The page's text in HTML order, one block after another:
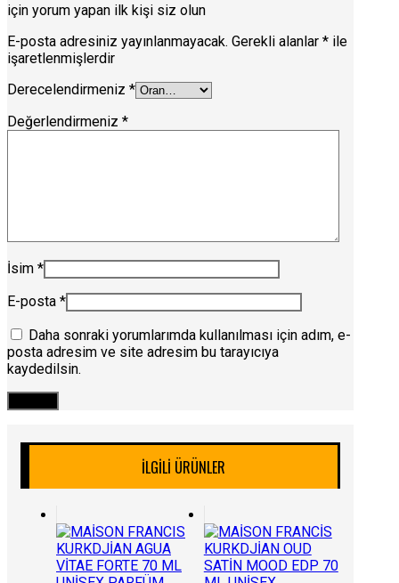
için yorum yapan ilk kişi siz olun
E-posta adresiniz yayınlanmayacak. Gerekli alanlar * ile
işaretlenmişlerdir
Derecelendirmeniz *
Değerlendirmeniz *
İsim *
E-posta *
Daha sonraki yorumlarımda kullanılması için adım, e-
posta adresim ve site adresim bu tarayıcıya
kaydedilsin.
İLGILI ÜRÜNLER